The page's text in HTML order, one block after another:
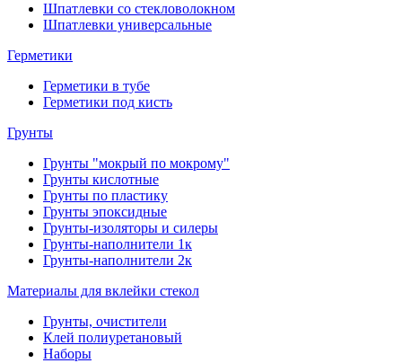
Шпатлевки со стекловолокном
Шпатлевки универсальные
Герметики
Герметики в тубе
Герметики под кисть
Грунты
Грунты "мокрый по мокрому"
Грунты кислотные
Грунты по пластику
Грунты эпоксидные
Грунты-изоляторы и силеры
Грунты-наполнители 1к
Грунты-наполнители 2к
Материалы для вклейки стекол
Грунты, очистители
Клей полиуретановый
Наборы